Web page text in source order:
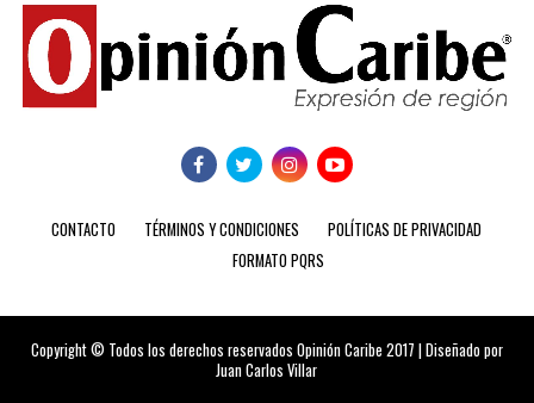
CONTACTO TÉRMINOS Y CONDICIONES
POLÍTICAS DE PRIVACIDAD
FORMATO PQRS
Copyright © Todos los derechos reservados Opinión Caribe 2017 | Diseñado por
Juan Carlos Villar